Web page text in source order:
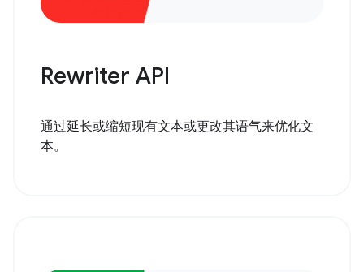
Rewriter API
通过延长或缩短现有文本或更改其语气来优化文
本。